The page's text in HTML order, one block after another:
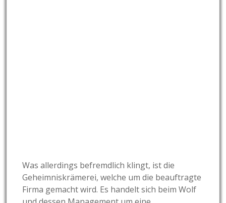
Was allerdings befremdlich klingt, ist die
Geheimniskrämerei, welche um die beauftragte
Firma gemacht wird. Es handelt sich beim Wolf